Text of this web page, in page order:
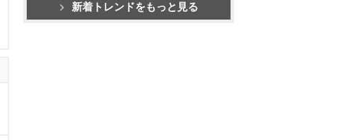
新着トレンドをもっと見る